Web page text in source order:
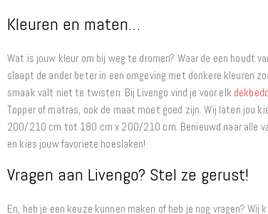
Kleuren en maten…
Wat is jouw kleur om bij weg te dromen? Waar de een houdt
slaapt de ander beter in een omgeving met donkere kleuren
smaak valt niet te twisten. Bij Livengo vind je voor elk
Topper of matras, ook de maat moet goed zijn. Wij laten jou
200/210 cm tot 180 cm x 200/210 cm. Benieuwd naar alle
en kies jouw favoriete hoeslaken!
Vragen aan Livengo? Stel ze gerust!
En, heb je een keuze kunnen maken of heb je nog vragen?